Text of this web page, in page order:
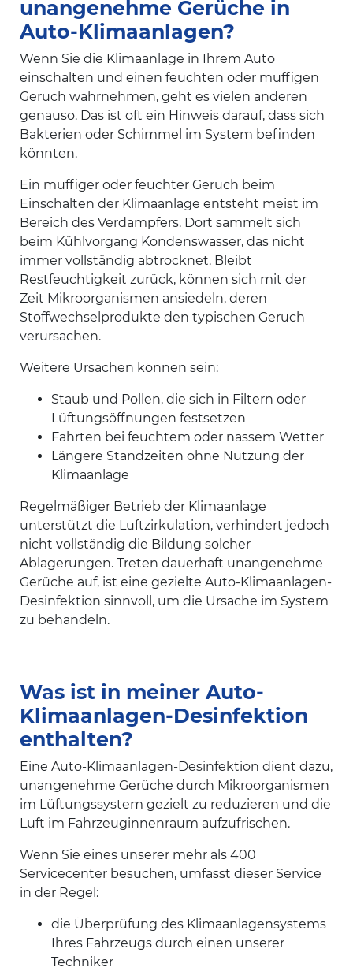
unangenehme Gerüche in
Auto-Klimaanlagen?
Wenn Sie die Klimaanlage in Ihrem Auto
einschalten und einen feuchten oder muffigen
Geruch wahrnehmen, geht es vielen anderen
genauso. Das ist oft ein Hinweis darauf, dass sich
Bakterien oder Schimmel im System befinden
könnten.
Ein muffiger oder feuchter Geruch beim
Einschalten der Klimaanlage entsteht meist im
Bereich des Verdampfers. Dort sammelt sich
beim Kühlvorgang Kondenswasser, das nicht
immer vollständig abtrocknet. Bleibt
Restfeuchtigkeit zurück, können sich mit der
Zeit Mikroorganismen ansiedeln, deren
Stoffwechselprodukte den typischen Geruch
verursachen.
Weitere Ursachen können sein:
Staub und Pollen, die sich in Filtern oder
Lüftungsöffnungen festsetzen
Fahrten bei feuchtem oder nassem Wetter
Längere Standzeiten ohne Nutzung der
Klimaanlage
Regelmäßiger Betrieb der Klimaanlage
unterstützt die Luftzirkulation, verhindert jedoch
nicht vollständig die Bildung solcher
Ablagerungen. Treten dauerhaft unangenehme
Gerüche auf, ist eine gezielte Auto-Klimaanlagen-
Desinfektion sinnvoll, um die Ursache im System
zu behandeln.
Was ist in meiner Auto-
Klimaanlagen-Desinfektion
enthalten?
Eine Auto-Klimaanlagen-Desinfektion dient dazu,
unangenehme Gerüche durch Mikroorganismen
im Lüftungssystem gezielt zu reduzieren und die
Luft im Fahrzeuginnenraum aufzufrischen.
Wenn Sie eines unserer mehr als 400
Servicecenter besuchen, umfasst dieser Service
in der Regel:
die Überprüfung des Klimaanlagensystems
Ihres Fahrzeugs durch einen unserer
Techniker